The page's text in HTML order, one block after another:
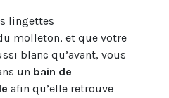
lingettes
molleton, et que votre
blanc qu’avant, vous
un bain de
afin qu’elle retrouve